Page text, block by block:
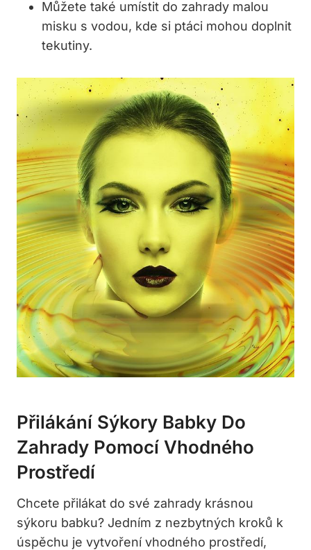
Můžete také umístit do zahrady malou
misku s vodou, kde si ptáci mohou doplnit
tekutiny.
Přilákání Sýkory Babky Do
Zahrady Pomocí Vhodného
Prostředí
Chcete přilákat do své zahrady krásnou
sýkoru babku? Jedním z nezbytných kroků k
úspěchu je vytvoření vhodného prostředí,